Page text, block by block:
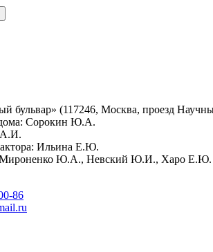
бульвар» (117246, Москва, проезд
дома: Сорокин Ю.А.
А.И.
Ильина Е.Ю.
Мироненко Ю.А., Невский Ю.И., Харо Е.Ю.
86